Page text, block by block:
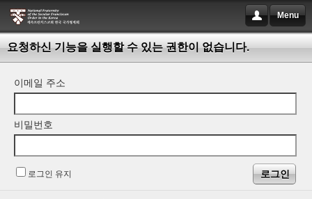
Menu
요청하신 기능을 실행할 수 있는 권한이 없습니다.
이메일 주소
비밀번호
로그인 유지